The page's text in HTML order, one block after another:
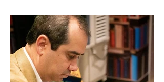
Under 21 por tercer año consecutivo,
formando parte una vez más de la
selección anual de la publicación que
destaca a los artistas menores de 21 años
más influyentes de la industria musical.
Este reconocimiento reaf